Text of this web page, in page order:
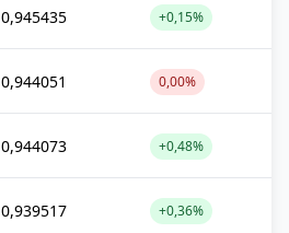
0,945435 +0,15%
0,944051 0,00%
0,944073 +0,48%
0,939517 +0,36%